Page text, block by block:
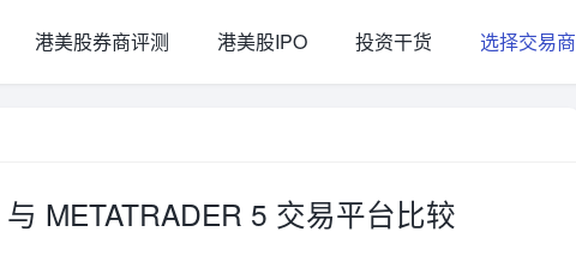
港美股券商评测 港美股IPO 投资干货 选择交易商
METATRADER 5 交易平台比较